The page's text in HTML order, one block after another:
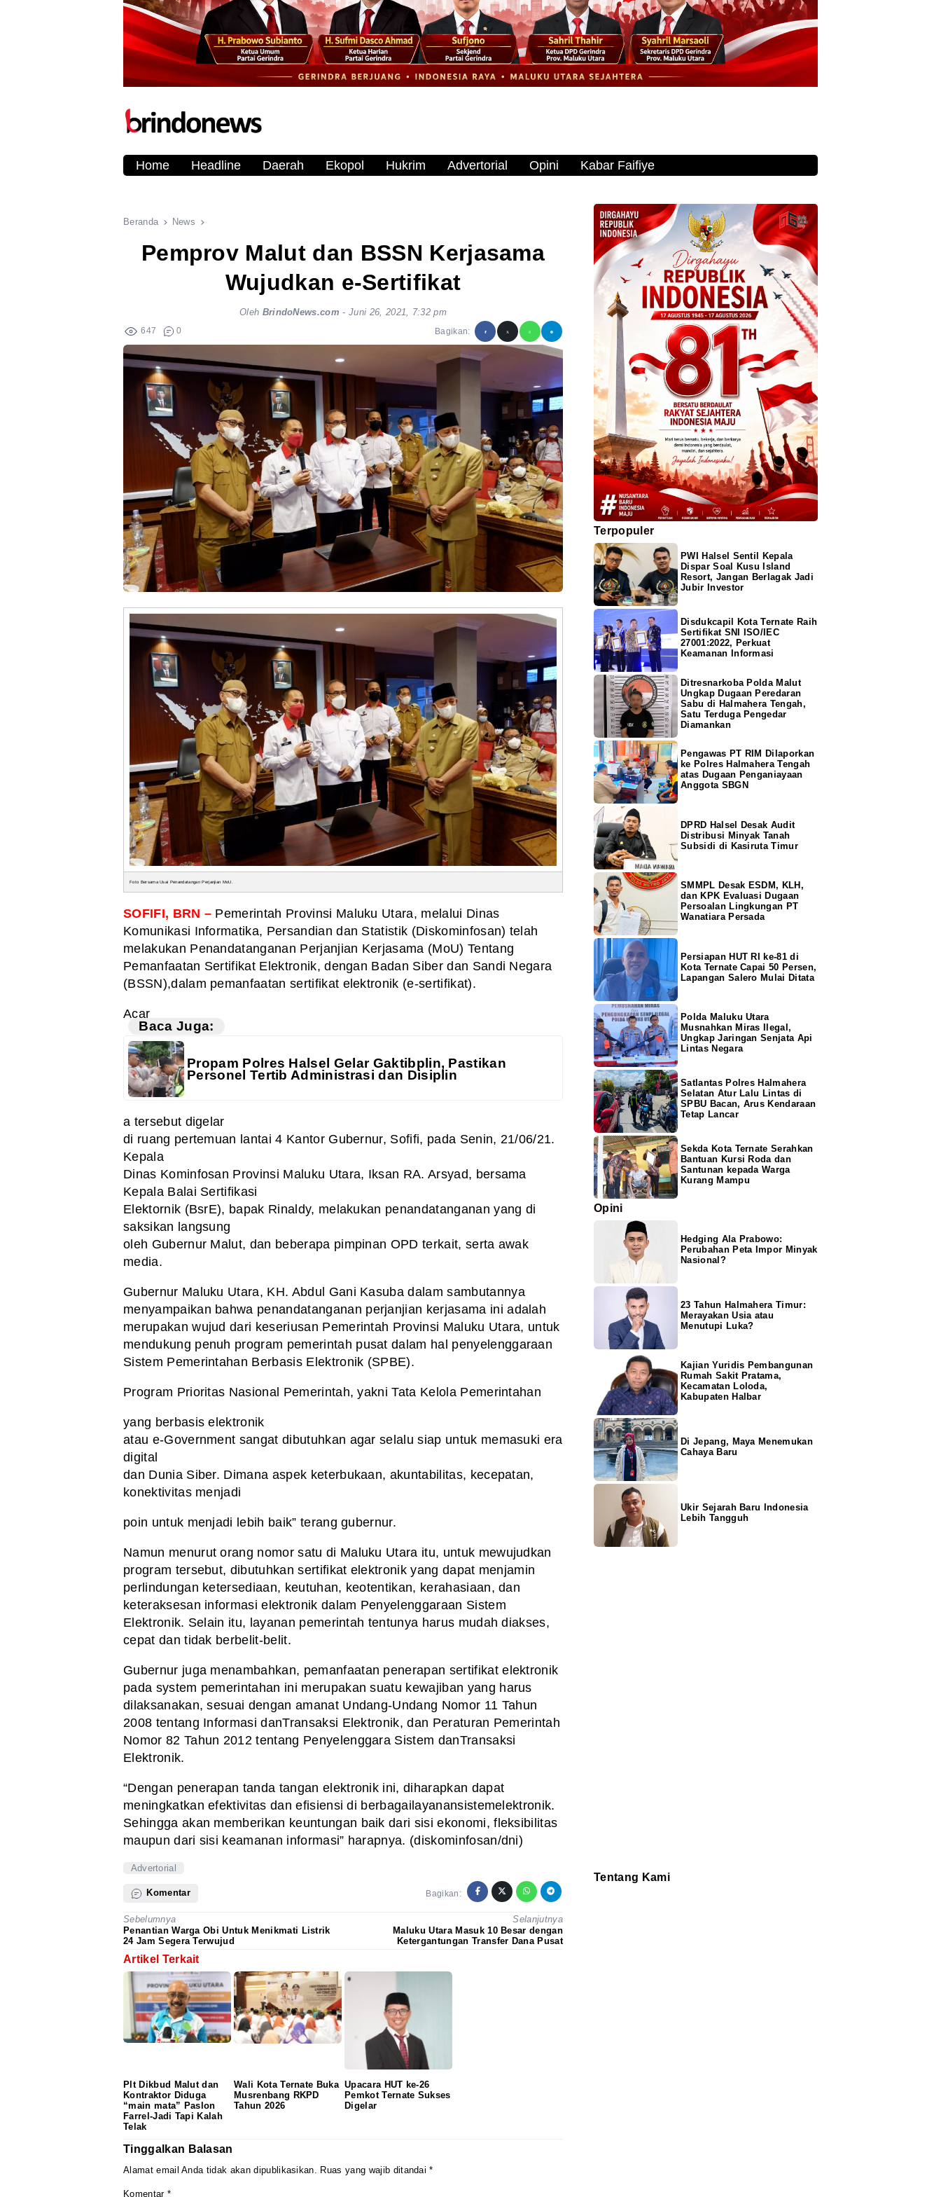
Home Headline Daerah Ekopol Hukrim Advertorial Opini Kabar Faifiye
Beranda News
Pemprov Malut dan BSSN Kerjasama
Wujudkan e-Sertifikat
Oleh BrindoNews.com - Juni 26, 2021, 7:32 pm
647 0 Bagikan:
Foto Bersama Usai Penandatangan Perjanjian MoU.
SOFIFI, BRN – Pemerintah Provinsi Maluku Utara, melalui Dinas
Komunikasi Informatika, Persandian dan Statistik (Diskominfosan) telah
melakukan Penandatanganan Perjanjian Kerjasama (MoU) Tentang
Pemanfaatan Sertifikat Elektronik, dengan Badan Siber dan Sandi Negara
(BSSN),dalam pemanfaatan sertifikat elektronik (e-sertifikat).
Acar
Baca Juga:
Propam Polres Halsel Gelar Gaktibplin, Pastikan
Personel Tertib Administrasi dan Disiplin
a tersebut digelar
di ruang pertemuan lantai 4 Kantor Gubernur, Sofifi, pada Senin, 21/06/21.
Kepala
Dinas Kominfosan Provinsi Maluku Utara, Iksan RA. Arsyad, bersama
Kepala Balai Sertifikasi
Elektornik (BsrE), bapak Rinaldy, melakukan penandatanganan yang di
saksikan langsung
oleh Gubernur Malut, dan beberapa pimpinan OPD terkait, serta awak
media.
Gubernur Maluku Utara, KH. Abdul Gani Kasuba dalam sambutannya
menyampaikan bahwa penandatanganan perjanjian kerjasama ini adalah
merupakan wujud dari keseriusan Pemerintah Provinsi Maluku Utara, untuk
mendukung penuh program pemerintah pusat dalam hal penyelenggaraan
Sistem Pemerintahan BerbasisElektronik (SPBE).
Program Prioritas Nasional Pemerintah, yakni Tata Kelola Pemerintahan
yang berbasis elektronik
atau e-Government sangat dibutuhkan agar selalu siap untuk memasuki era
digital
dan Dunia Siber. Dimana aspek keterbukaan, akuntabilitas, kecepatan,
konektivitas menjadi
poin untuk menjadi lebih baik” terang gubernur.
Namun menurut orang nomor satu di Maluku Utara itu, untuk mewujudkan
program tersebut, dibutuhkan sertifikat elektronik yang dapat menjamin
perlindungan ketersediaan, keutuhan, keotentikan, kerahasiaan, dan
keteraksesan informasi elektronik dalam Penyelenggaraan Sistem
Elektronik. Selain itu, layanan pemerintah tentunya harus mudah diakses,
cepat dan tidak berbelit-belit.
Gubernur juga menambahkan, pemanfaatan penerapan sertifikat elektronik
pada system pemerintahan ini merupakan suatu kewajiban yang harus
dilaksanakan, sesuai dengan amanat Undang-Undang Nomor 11 Tahun
2008 tentang Informasi danTransaksi Elektronik, dan Peraturan Pemerintah
Nomor 82 Tahun 2012 tentang Penyelenggara Sistem danTransaksi
Elektronik.
“Dengan penerapan tanda tangan elektronik ini, diharapkan dapat
meningkatkan efektivitas dan efisiensi di berbagailayanansistemelektronik.
Sehingga akan memberikan keuntungan baik dari sisi ekonomi, fleksibilitas
maupun dari sisi keamanan informasi” harapnya. (diskominfosan/dni)
Advertorial
Komentar Bagikan:
Sebelumnya
Penantian Warga Obi Untuk Menikmati Listrik
24 Jam Segera Terwujud
Selanjutnya
Maluku Utara Masuk 10 Besar dengan
Ketergantungan Transfer Dana Pusat
Artikel Terkait
Plt Dikbud Malut dan
Kontraktor Diduga
“main mata” Paslon
Farrel-Jadi Tapi Kalah
Telak
Wali Kota Ternate Buka
Musrenbang RKPD
Tahun 2026
Upacara HUT ke-26
Pemkot Ternate Sukses
Digelar
Tinggalkan Balasan
Alamat email Anda tidak akan dipublikasikan. Ruas yang wajib ditandai*
Komentar *
Terpopuler
PWI Halsel Sentil Kepala
Dispar Soal Kusu Island
Resort, Jangan Berlagak Jadi
Jubir Investor
Disdukcapil Kota Ternate Raih
Sertifikat SNI ISO/IEC
27001:2022, Perkuat
Keamanan Informasi
Ditresnarkoba Polda Malut
Ungkap Dugaan Peredaran
Sabu di Halmahera Tengah,
Satu Terduga Pengedar
Diamankan
Pengawas PT RIM Dilaporkan
ke Polres Halmahera Tengah
atas Dugaan Penganiayaan
Anggota SBGN
DPRD Halsel Desak Audit
Distribusi Minyak Tanah
Subsidi di Kasiruta Timur
SMMPL Desak ESDM, KLH,
dan KPK Evaluasi Dugaan
Persoalan Lingkungan PT
Wanatiara Persada
Persiapan HUT RI ke-81 di
Kota Ternate Capai 50 Persen,
Lapangan Salero Mulai Ditata
Polda Maluku Utara
Musnahkan Miras Ilegal,
Ungkap Jaringan Senjata Api
Lintas Negara
Satlantas Polres Halmahera
Selatan Atur Lalu Lintas di
SPBU Bacan, Arus Kendaraan
Tetap Lancar
Sekda Kota Ternate Serahkan
Bantuan Kursi Roda dan
Santunan kepada Warga
Kurang Mampu
Opini
Hedging Ala Prabowo:
Perubahan Peta Impor Minyak
Nasional?
23 Tahun Halmahera Timur:
Merayakan Usia atau
Menutupi Luka?
Kajian Yuridis Pembangunan
Rumah Sakit Pratama,
Kecamatan Loloda,
Kabupaten Halbar
Di Jepang, Maya Menemukan
Cahaya Baru
Ukir Sejarah Baru Indonesia
Lebih Tangguh
Tentang Kami